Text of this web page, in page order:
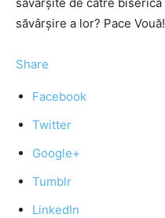
săvârşire a lor? Pace Vouă!
Share
Facebook
Twitter
Google+
Tumblr
LinkedIn